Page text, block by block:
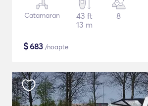
Catamaran
43 ft
13 m
8
$683 /noapte